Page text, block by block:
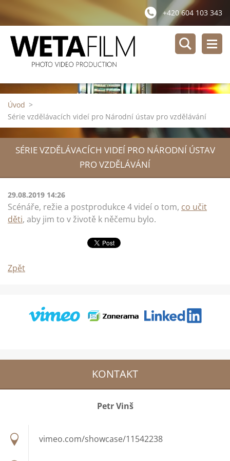
+420 604 103 343
Úvod >
Série vzdělávacích videí pro Národní ústav pro vzdělávání
SÉRIE VZDĚLÁVACÍCH VIDEÍ PRO NÁRODNÍ ÚSTAV
PRO VZDĚLÁVÁNÍ
29.08.2019 14:26
Scénáře, režie a postprodukce 4 videí o tom, co učit
děti, aby jim to v životě k něčemu bylo.
Zpět
KONTAKT
Petr Vinš
vimeo.com/showcase/11542238